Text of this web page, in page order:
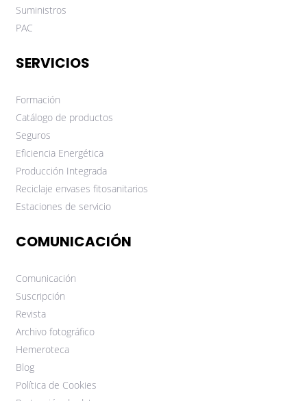
Suministros
PAC
SERVICIOS
Formación
Catálogo de productos
Seguros
Eficiencia Energética
Producción Integrada
Reciclaje envases fitosanitarios
Estaciones de servicio
COMUNICACIÓN
Comunicación
Suscripción
Revista
Archivo fotográfico
Hemeroteca
Blog
Política de Cookies